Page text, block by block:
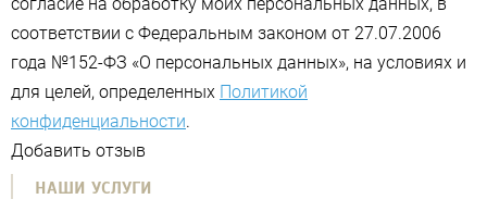
согласие на обработку моих персональных данных, в
соответствии с Федеральным законом от 27.07.2006
года №152-ФЗ «О персональных данных», на условиях и
для целей, определенных Политикой
конфиденциальности.
Добавить отзыв
НАШИ УСЛУГИ